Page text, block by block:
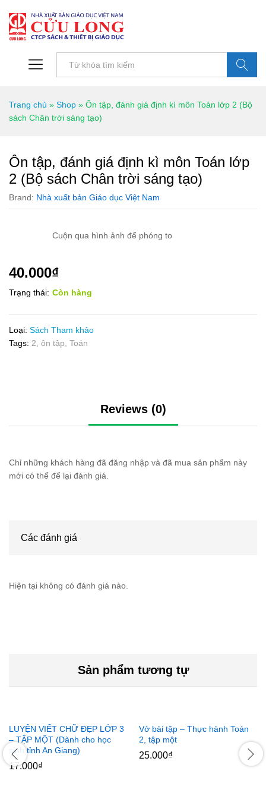
Trang chủ » Shop » Ôn tập, đánh giá định kì môn Toán lớp 2 (Bộ
sách Chân trời sáng tạo)
Ôn tập, đánh giá định kì môn Toán lớp
2 (Bộ sách Chân trời sáng tạo)
Brand: Nhà xuất bản Giáo dục Việt Nam
Cuộn qua hình ảnh để phóng to
40.000₫
Trạng thái: Còn hàng
Loại: Sách Tham khảo
Tags: 2 ôn tập Toán
Reviews (0)
Chỉ những khách hàng đã đăng nhập và đã mua sản phẩm này
mới có thể để lại đánh giá.
Các đánh giá
Hiện tại không có đánh giá nào.
Sản phẩm tương tự
LUYỆN VIẾT CHỮ ĐẸP LỚP 3
– TẬP MỘT (Dành cho học
sinh tỉnh An Giang)
17.000₫
Vở bài tập – Thực hành Toán
2, tập một
25.000₫